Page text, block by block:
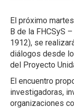
El próximo
B de la FHCSyS
1912), se
diálogos desde
del Proyecto
El encuentro
investigadoras,
organizaciones